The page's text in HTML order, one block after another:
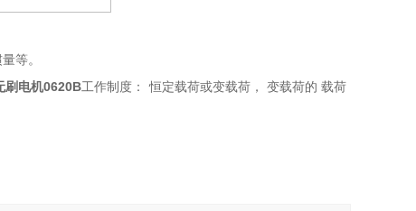
等。
刷电机0620B工作制度： 恒定载荷或变载荷， 变载荷的 载荷